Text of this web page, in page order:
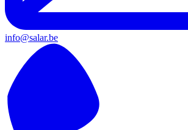
info@salar.be